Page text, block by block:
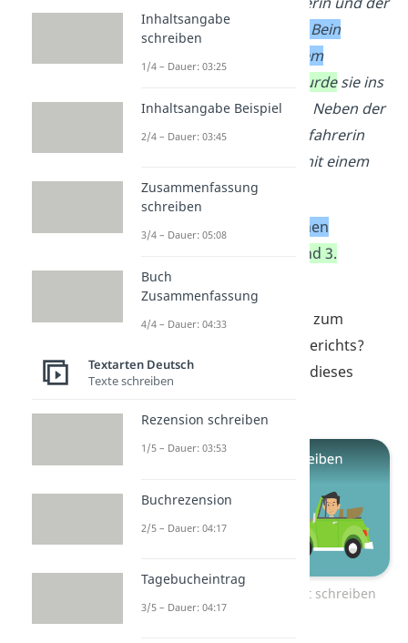
Schülerin,die dabei am Bein
Mit einem
wurdesie ins
Krankenhaus gebracht.
Neben der
Verletzung der Fahrradfahrerin
die Beteiligten mit einem
Schrecken davon.
genaue Informationen
1. Vergangenheit und 3.
Brauchst du noch Tipps zum
Schreiben eines Unfallberichts?
Dann schau dir einfach dieses
Zum Video: Unfallbericht schreiben
Inhaltsangabe
schreiben
1/4 – Dauer: 03:25
Inhaltsangabe Beispiel
2/4 – Dauer: 03:45
Zusammenfassung
schreiben
3/4 – Dauer: 05:08
Buch
Zusammenfassung
4/4 – Dauer: 04:33
Textarten Deutsch
Texte schreiben
Rezension schreiben
1/5 – Dauer: 03:53
Buchrezension
2/5 – Dauer: 04:17
Tagebucheintrag
3/5 – Dauer: 04:17